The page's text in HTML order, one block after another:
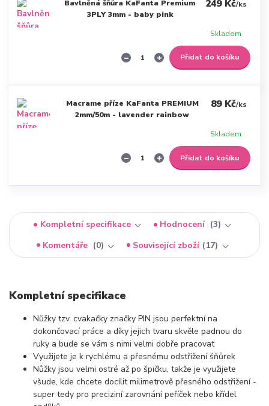
Bavlněná šňůra KaFanta Premium
3PLY 3mm - baby pink
249 Kč/ks
Skladem
Přidat do košíku
Macrame příze KaFanta PREMIUM
2mm/50m - lavender rainbow
89 Kč/ks
Skladem
Přidat do košíku
Kompletní specifikace Hodnocení
3
Komentáře
0 Související zboží 17
Kompletní specifikace
Nůžky tzv. cvakačky značky PIN jsou perfektní na
dokončovací práce a díky jejich tvaru skvěle padnou do
ruky a bude se vám s nimi velmi dobře pracovat
Využijete je k rychlému a přesnému odstřižení šňůrek
Nůžky jsou velmi ostré až po špičku, takže je využijete
všude, kde chcete docílit milimetrově přesného odstřižení -
super tedy pro preciziní zarovnání peříček nebo křídel